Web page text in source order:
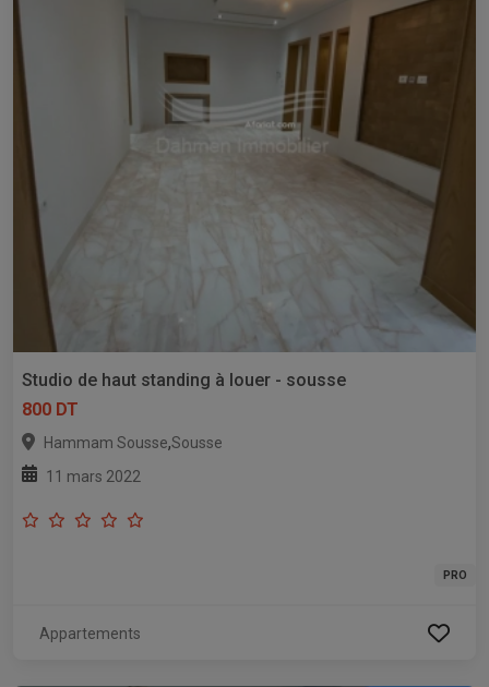
Studio de haut standing à louer - sousse
800 DT
Hammam Sousse,Sousse
11 mars 2022
PRO
Appartements